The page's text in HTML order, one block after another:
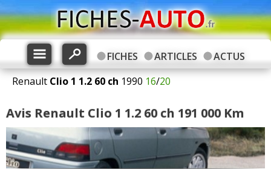
FICHES ARTICLES
ACTUS
Renault Clio 1 1.2 60 ch 1990 16/20
Avis Renault Clio 1 1.2 60 ch 191 000 Km